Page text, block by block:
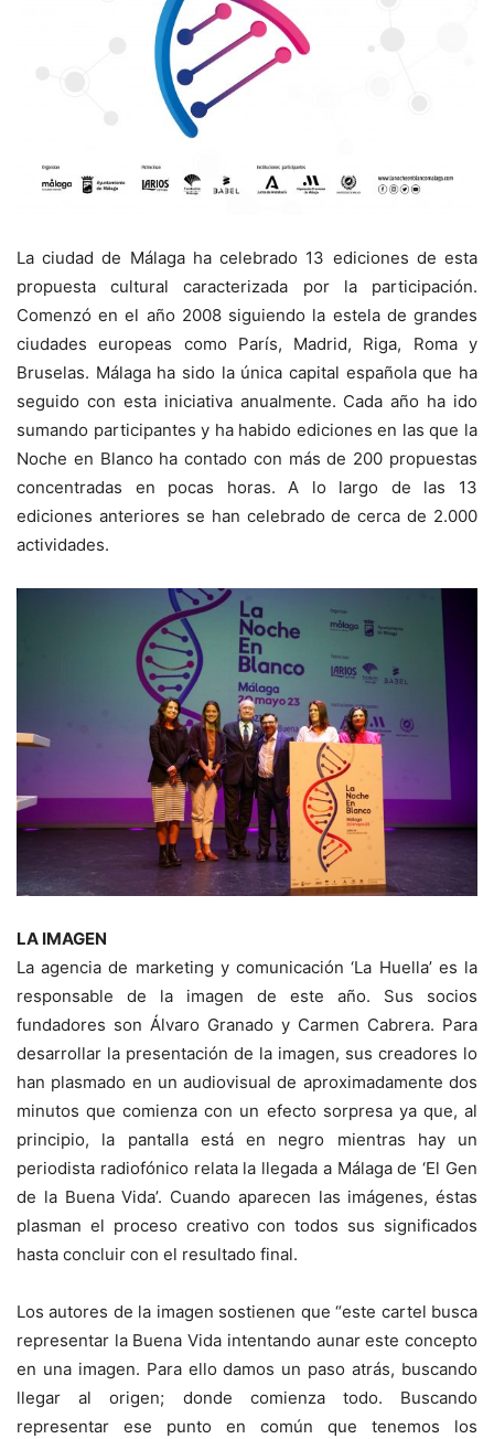
La ciudad de Málaga ha celebrado 13 ediciones de esta
propuesta cultural caracterizada por la participación.
Comenzó en el año 2008 siguiendo la estela de grandes
ciudades europeas como París, Madrid, Riga, Roma y
Bruselas. Málaga ha sido la única capital española que ha
seguido con esta iniciativa anualmente. Cada año ha ido
sumando participantes y ha habido ediciones en las que la
Noche en Blanco ha contado con más de 200 propuestas
concentradas en pocas horas. A lo largo de las 13
ediciones anteriores se han celebrado de cerca de 2.000
actividades.
LA IMAGEN
La agencia de marketing y comunicación ‘La Huella’ es la
responsable de la imagen de este año. Sus socios
fundadores son Álvaro Granado y Carmen Cabrera. Para
desarrollar la presentación de la imagen, sus creadores lo
han plasmado en un audiovisual de aproximadamente dos
minutos que comienza con un efecto sorpresa ya que, al
principio, la pantalla está en negro mientras hay un
periodista radiofónico relata la llegada a Málaga de ‘El Gen
de la Buena Vida’. Cuando aparecen las imágenes, éstas
plasman el proceso creativo con todos sus significados
hasta concluir con el resultado final.
Los autores de la imagen sostienen que “este cartel busca
representar la Buena Vida intentando aunar este concepto
en una imagen. Para ello damos un paso atrás, buscando
llegar al origen; donde comienza todo. Buscando
representar ese punto en común que tenemos los